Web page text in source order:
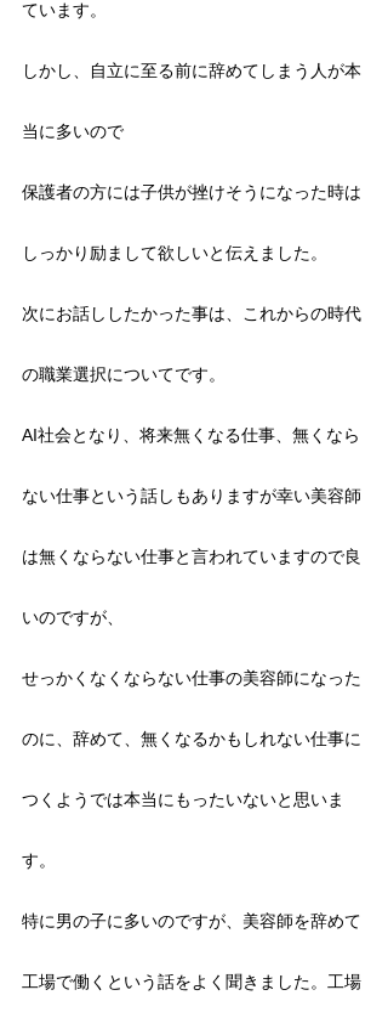
ています。
しかし、自立に至る前に辞めてしまう人が本
当に多いので
保護者の方には子供が挫けそうになった時は
しっかり励まして欲しいと伝えました。
次にお話ししたかった事は、これからの時代
の職業選択についてです。
AI社会となり、将来無くなる仕事、無くなら
ない仕事という話しもありますが幸い美容師
は無くならない仕事と言われていますので良
いのですが、
せっかくなくならない仕事の美容師になった
のに、辞めて、無くなるかもしれない仕事に
つくようでは本当にもったいないと思いま
す。
特に男の子に多いのですが、美容師を辞めて
工場で働くという話をよく聞きました。工場